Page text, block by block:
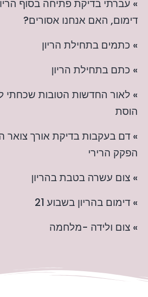
» עברתי בדיקת פתיחה בסוף
דימום, האם אנחנו אסורים?
» כתמים בתחילת הריון
» כתם בתחילת הריון
» לאור החדשות הטובות שכחתי
הוסת
» דם בעקבות בדיקת אורך צואר
הפקק הרירי
» צום עשרה בטבת בהריון
» דימום בהריון בשבוע 21
» צום ולידה -מלחמה